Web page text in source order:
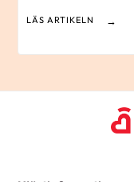
LÄS ARTIKELN